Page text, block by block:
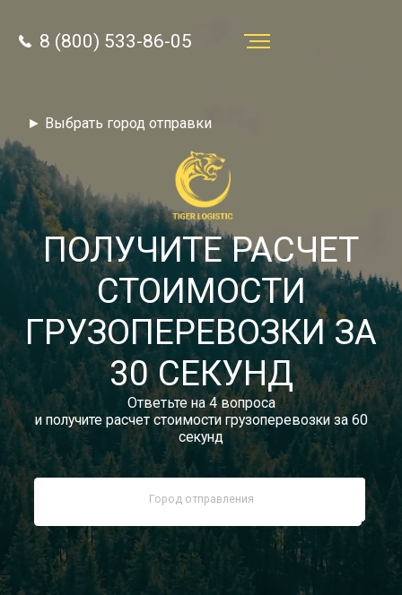
8 (800) 533-86-05
Звонок по России бесплатный
autotransport24@yandex.ru
Заказать звонок
Тарифы
Отзывы
Статьи
Новости
Документы
Контакты
► Выбрать город отправки
8 (800) 533-86-05
ПОЛУЧИТЕ РАСЧЕТ
СТОИМОСТИ
ГРУЗОПЕРЕВОЗКИ ЗА
30 СЕКУНД
Ответьте на 4 вопроса
и получите расчет стоимости грузоперевозки за 60
секунд